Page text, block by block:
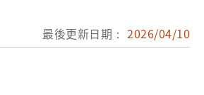
最後更新日期： 2026/04/10